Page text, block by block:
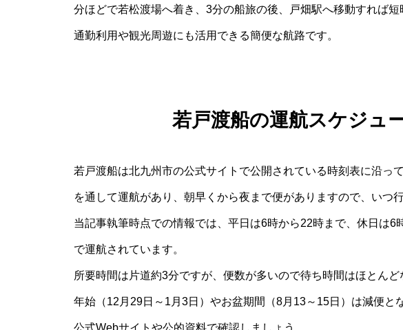
分ほどで若松渡場へ着き、3分の船旅の後、戸畑駅へ移動すれば短
通勤利用や観光周遊にも活用できる簡便な航路です。
若戸渡船の運航スケジュ
若戸渡船は北九州市の公式サイトで公開されている時刻表に沿っ
を通して運航があり、朝早くから夜まで便がありますので、いつ
当記事執筆時点での情報では、平日は6時から22時まで、休日は6
で運航されています。
所要時間は片道約3分ですが、便数が多いので待ち時間はほとん
年始（12月29日～1月3日）やお盆期間（8月13～15日）は減便と